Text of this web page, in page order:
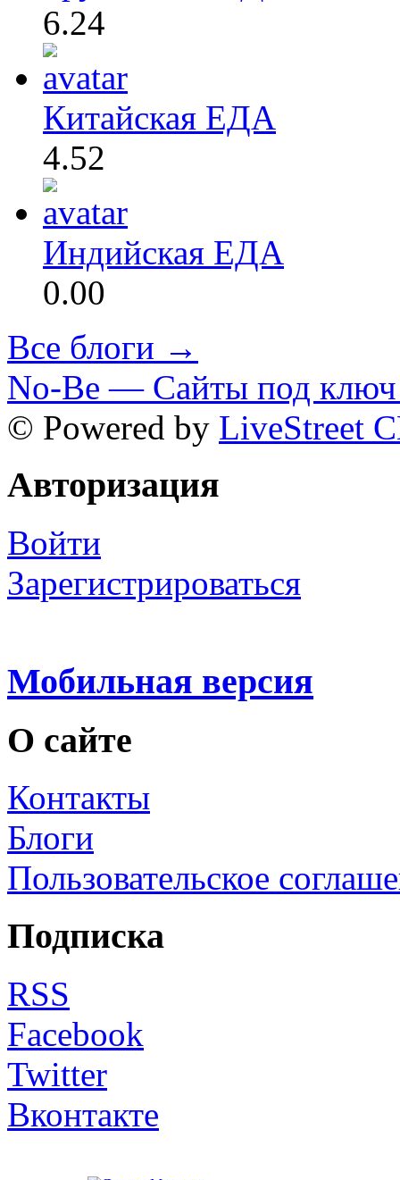
6.24
Китайская ЕДА
4.52
Индийская ЕДА
0.00
Все блоги →
No-Be — Сайты под ключ
© Powered by LiveStreet
Авторизация
Войти
Зарегистрироваться
Мобильная версия
О сайте
Контакты
Блоги
Пользовательское
Подписка
RSS
Facebook
Twitter
Вконтакте